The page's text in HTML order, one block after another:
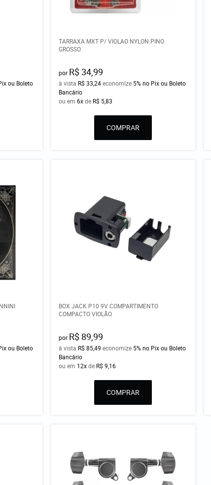
ou Boleto
TARRAXA MXT P/ VIOLAO NYLON PINO
GROSSO
por R$ 34,99
à vista R$ 33,24economize 5% no Pix ou Boleto
Bancário
ou em6xde R$ 5,83
COMPRAR
ou Boleto
BOX JACK P10 9V COMPARTIMENTO
COMPACTO VIOLÃO
por R$ 89,99
à vista R$ 85,49 economize 5% no Pix ou Boleto
Bancário
ou em 12xde R$ 9,16
COMPRAR